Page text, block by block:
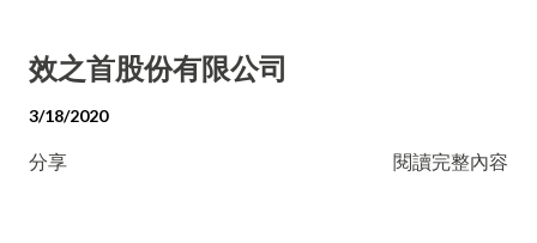
效之首股份有限公司
3/18/2020
分享 閱讀完整內容